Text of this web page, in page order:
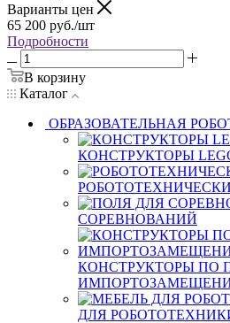
Варианты цен
65 200 руб./шт
Подробности
В корзину
Каталог
ОБРАЗОВАТЕЛЬНАЯ
КОНСТРУКТОРЫ
СОРЕВНОВАНИЙ
КОНСТРУКТОРЫ ПО
ДЛЯ